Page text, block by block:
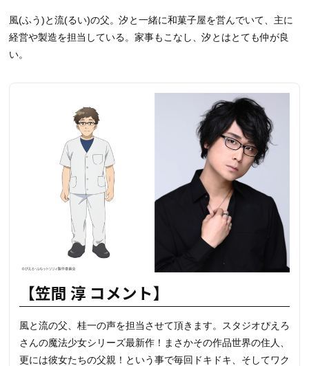
風(ふう)と流(るい)の父。汐と一緒に和菓子屋を営んでいて、主に
経営や製造を担当している。家事もこなし、汐とはとても仲が良
い。
【笠間 淳 コメント】
風と流の父、桂一の声を担当させて頂きます。スタジオぴえろ
さんの魔法少女シリーズ最新作！まさかその作品世界の住人、
更には彼女たちの父親！という事で毎回ドキドキ、そしてワク